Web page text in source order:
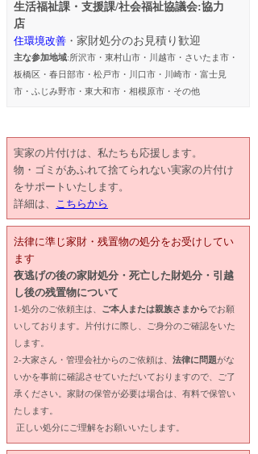
生活福祉課・支援課/社会福祉協議会:協力
店
住環境改善 ・ 家財処分のお見積り歓迎
主な参加地域:所沢市・東村山市・川越市・さいたま市・
板橋区・春日部市・松戸市・川口市・川崎市・富士見
市・ふじみ野市・東大和市・相模原市・その他
実家の片付けは、私たちも応援します。
物・ゴミがあふれて捨てられない実家の片付け
をサポートいたします。
詳細は、 こちらから
法律に準じ家財・残置物の処分をお受けしてい
ます
夜逃げの後の家財処分・死亡した財処分・引越
し後の残置物について
1-処分のご依頼主は、 ご本人または親族さまからでお願
いしております。片付けに際し、ご身分のご確認をいた
します。
2-大家さん・管理会社からのご依頼は、 法律に問題がな
いかを事前に確認させていただいておりますので、ご了
承ください。家財の保管が必要は場合は、有料で保管い
たします。
正しい処分にご理解をお願いいたします。